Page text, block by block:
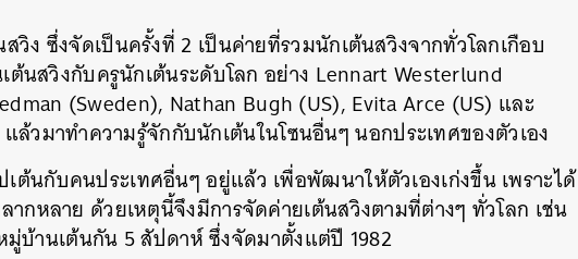
วิง ซึ่งจัดเป็นครั้งที่ 2 เป็นค่ายที่รวมนักเต้นสวิงจากทั่วโลกเกือบ
นสวิงกับครูนักเต้นระดับโลก อย่าง Lennart Westerlund
(Sweden), Nathan Bugh (US), Evita Arce (US) และ
ล้วมาทำความรู้จักกับนักเต้นในโซนอื่นๆ นอกประเทศของตัวเอง
ต้นกับคนประเทศอื่นๆ อยู่แล้ว เพื่อพัฒนาให้ตัวเองเก่งขึ้น เพราะได้
กหลาย ด้วยเหตุนี้จึงมีการจัดค่ายเต้นสวิงตามที่ต่างๆ ทั่วโลก เช่น
มู่บ้านเต้นกัน 5 สัปดาห์ ซึ่งจัดมาตั้งแต่ปี 1982